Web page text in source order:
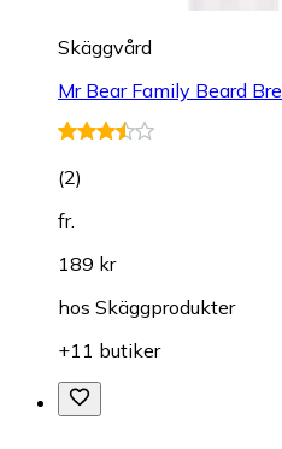
Skäggvård
Mr Bear Family Beard
(2)
fr.
189 kr
hos Skäggprodukter
+11 butiker